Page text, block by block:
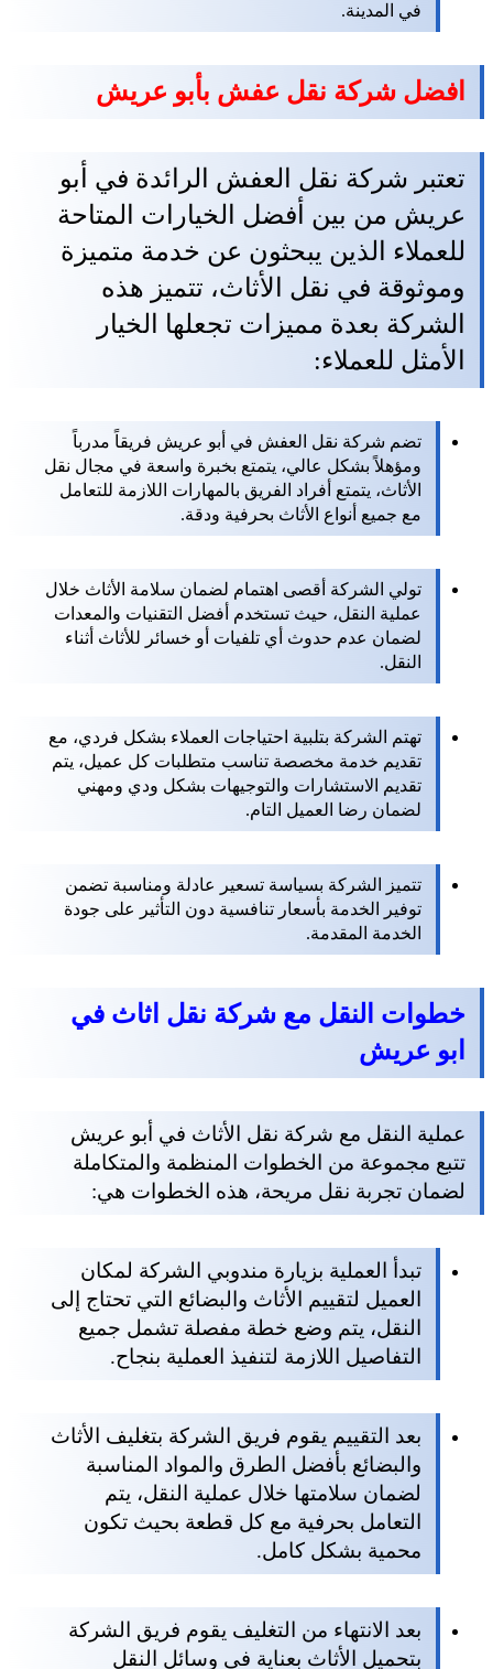
في المدينة.
افضل شركة نقل عفش بأبو عريش
تعتبر شركة نقل العفش الرائدة في أبو
عريش من بين أفضل الخيارات المتاحة
للعملاء الذين يبحثون عن خدمة متميزة
وموثوقة في نقل الأثاث، تتميز هذه
الشركة بعدة مميزات تجعلها الخيار
الأمثل للعملاء:
تضم شركة نقل العفش في أبو عريش فريقاً مدرباً
ومؤهلاً بشكل عالي، يتمتع بخبرة واسعة في مجال نقل
الأثاث، يتمتع أفراد الفريق بالمهارات اللازمة للتعامل
مع جميع أنواع الأثاث بحرفية ودقة.
تولي الشركة أقصى اهتمام لضمان سلامة الأثاث خلال
عملية النقل، حيث تستخدم أفضل التقنيات والمعدات
لضمان عدم حدوث أي تلفيات أو خسائر للأثاث أثناء
النقل.
تهتم الشركة بتلبية احتياجات العملاء بشكل فردي، مع
تقديم خدمة مخصصة تناسب متطلبات كل عميل، يتم
تقديم الاستشارات والتوجيهات بشكل ودي ومهني
لضمان رضا العميل التام.
تتميز الشركة بسياسة تسعير عادلة ومناسبة تضمن
توفير الخدمة بأسعار تنافسية دون التأثير على جودة
الخدمة المقدمة.
خطوات النقل مع شركة نقل اثاث في
ابو عريش
عملية النقل مع شركة نقل الأثاث في أبو عريش
تتبع مجموعة من الخطوات المنظمة والمتكاملة
لضمان تجربة نقل مريحة، هذه الخطوات هي:
تبدأ العملية بزيارة مندوبي الشركة لمكان
العميل لتقييم الأثاث والبضائع التي تحتاج إلى
النقل، يتم وضع خطة مفصلة تشمل جميع
التفاصيل اللازمة لتنفيذ العملية بنجاح.
بعد التقييم يقوم فريق الشركة بتغليف الأثاث
والبضائع بأفضل الطرق والمواد المناسبة
لضمان سلامتها خلال عملية النقل، يتم
التعامل بحرفية مع كل قطعة بحيث تكون
محمية بشكل كامل.
بعد الانتهاء من التغليف يقوم فريق الشركة
بتحميل الأثاث بعناية في وسائل النقل